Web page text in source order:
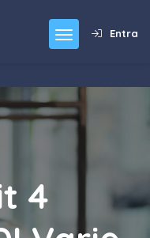
Entra
4